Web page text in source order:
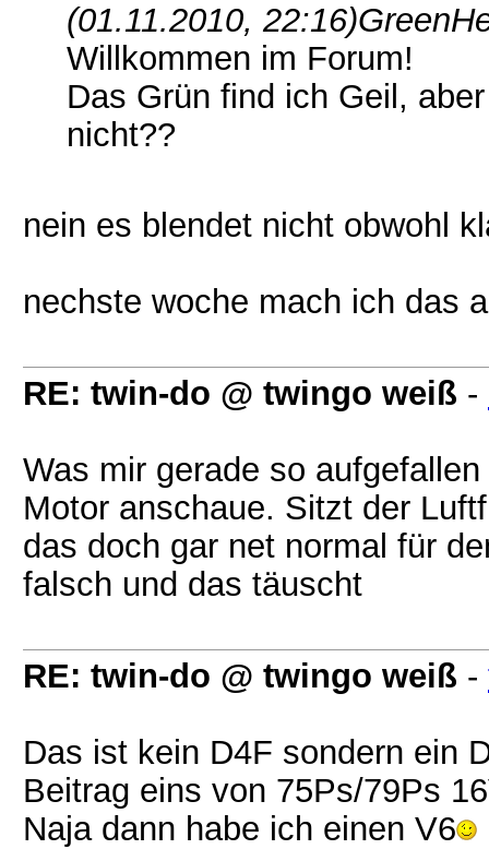
(01.11.2010, 22:16)
Willkommen im Forum!
Das Grün find ich Geil,
nicht??
nein es blendet nicht obwohl
nechste woche mach ich das
RE: twin-do @ twingo weiß -
Was mir gerade so
Motor anschaue. Sitzt der
das doch gar net normal für
falsch und das täuscht
RE: twin-do @ twingo weiß -
Das ist kein D4F sondern ein
Beitrag eins von 75Ps/79Ps
Naja dann habe ich einen V6